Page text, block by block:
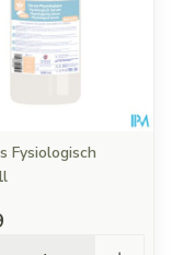
Fysiologisch